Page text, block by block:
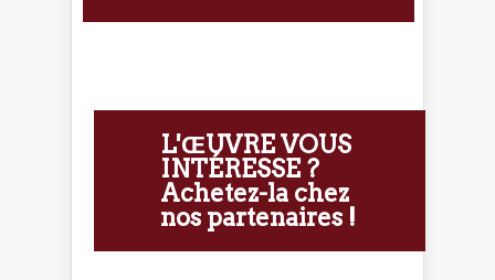
L'ŒUVRE VOUS
INTÉRESSE ?
Achetez-la chez
nos partenaires !